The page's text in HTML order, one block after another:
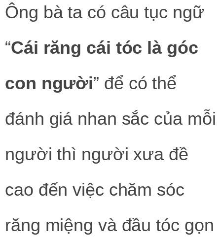
Ông bà ta có câu tục ngữ
“Cái răng cái tóc là góc
con người” để có thể
đánh giá nhan sắc của mỗi
người thì người xưa đề
cao đến việc chăm sóc
răng miệng và đầu tóc gọn